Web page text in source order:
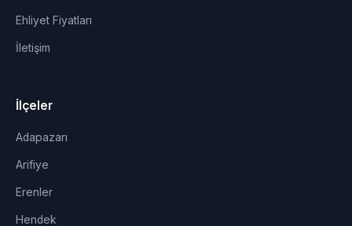
Ehliyet Fiyatları
İletişim
İlçeler
Adapazarı
Arifiye
Erenler
Hendek